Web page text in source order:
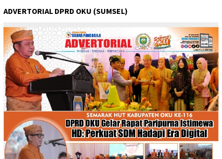
ADVERTORIAL DPRD OKU (SUMSEL)